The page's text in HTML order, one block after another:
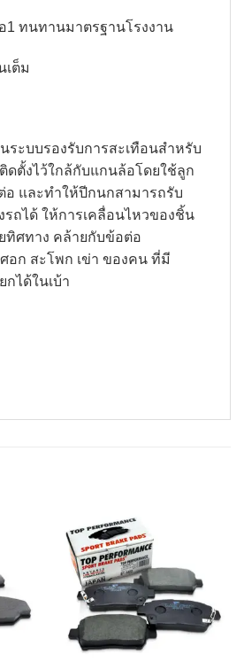
1 ทนทานมาตรฐานโรงงาน
เต็ม
ระบบรองรับการสะเทือนสำหรับ
ดตั้งไว้ใกล้กับแกนล้อโดยใช้ลูก
อ และทำให้ปีกนกสามารถรับ
รถได้ ให้การเคลื่อนไหวของชิ้น
ทิศทาง คล้ายกับข้อต่อ
อก สะโพก เข่า ของคน ที่มี
ได้ในเบ้า